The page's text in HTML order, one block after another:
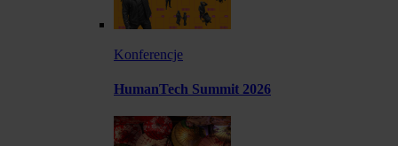
Konferencje
HumanTech Summit 2026